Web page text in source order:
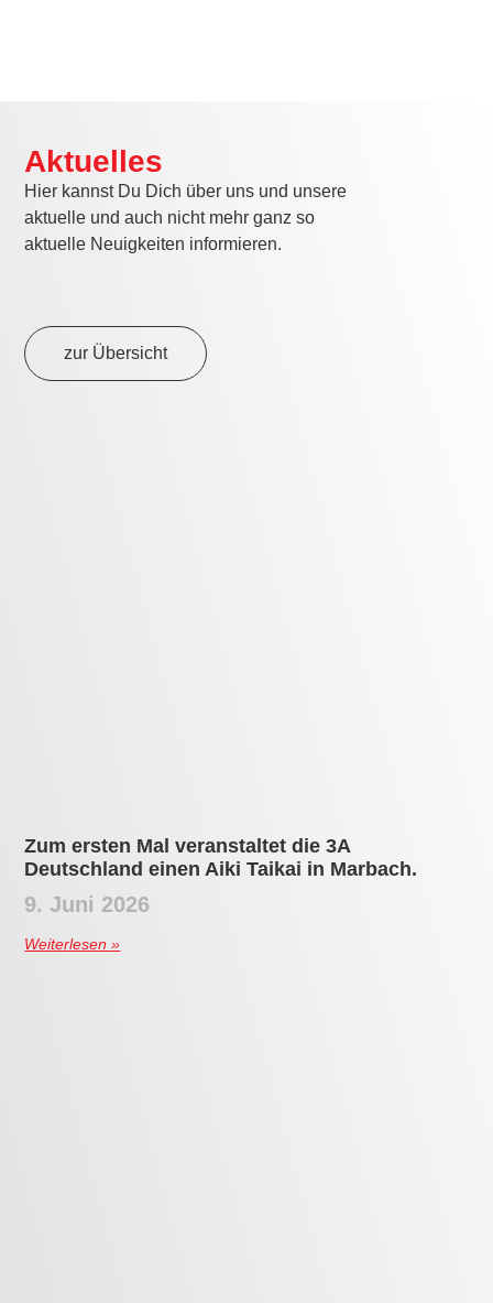
Aktuelles
Hier kannst Du Dich über uns und unsere
aktuelle und auch nicht mehr ganz so
aktuelle Neuigkeiten informieren.
zur Übersicht
Zum ersten Mal veranstaltet die 3A
Deutschland einen Aiki Taikai in Marbach.
9. Juni 2026
Weiterlesen »